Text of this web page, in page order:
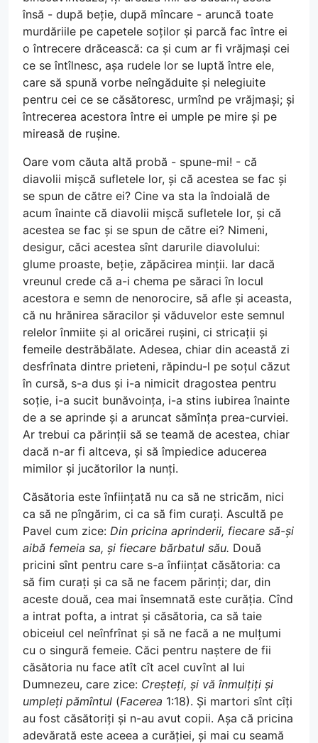
însă - după beție, după mîncare - aruncă toate
murdăriile pe capetele soților și parcă fac între ei
o întrecere drăcească: ca și cum ar fi vrăjmași cei
ce se întîlnesc, așa rudele lor se luptă între ele,
care să spună vorbe neîngăduite și nelegiuite
pentru cei ce se căsătoresc, urmînd pe vrăjmași; și
întrecerea acestora între ei umple pe mire și pe
mireasă de rușine.
Oare vom căuta altă probă - spune-mi! - că
diavolii mișcă sufletele lor, și că acestea se fac și
se spun de către ei? Cine va sta la îndoială de
acum înainte că diavolii mișcă sufletele lor, și că
acestea se fac și se spun de către ei? Nimeni,
desigur, căci acestea sînt darurile diavolului:
glume proaste, beție, zăpăcirea minții. Iar dacă
vreunul crede că a-i chema pe săraci în locul
acestora e semn de nenorocire, să afle și aceasta,
că nu hrănirea săracilor și văduvelor este semnul
relelor înmiite și al oricărei rușini, ci stricații și
femeile destrăbălate. Adesea, chiar din această zi
desfrînata dintre prieteni, răpindu-l pe soțul căzut
în cursă, s-a dus și i-a nimicit dragostea pentru
soție, i-a sucit bunăvoința, i-a stins iubirea înainte
de a se aprinde și a aruncat sămînța prea-curviei.
Ar trebui ca părinții să se teamă de acestea, chiar
dacă n-ar fi altceva, și să împiedice aducerea
mimilor și jucătorilor la nunți.
Căsătoria este înființată nu ca să ne stricăm, nici
ca să ne pîngărim, ci ca să fim curați. Ascultă pe
Pavel cum zice: Din pricina aprinderii, fiecare să-și
aibă femeia sa, și fiecare bărbatul său. Două
pricini sînt pentru care s-a înființat căsătoria: ca
să fim curați și ca să ne facem părinți; dar, din
aceste două, cea mai însemnată este curăția. Cînd
a intrat pofta, a intrat și căsătoria, ca să taie
obiceiul cel neînfrînat și să ne facă a ne mulțumi
cu o singură femeie. Căci pentru naștere de fii
căsătoria nu face atît cît acel cuvînt al lui
Dumnezeu, care zice: Creșteți, și vă înmulțiți și
umpleți pămîntul (Facerea 1:18). Și martori sînt cîți
au fost căsătoriți și n-au avut copii. Așa că pricina
adevărată este aceea a curăției, și mai cu seamă